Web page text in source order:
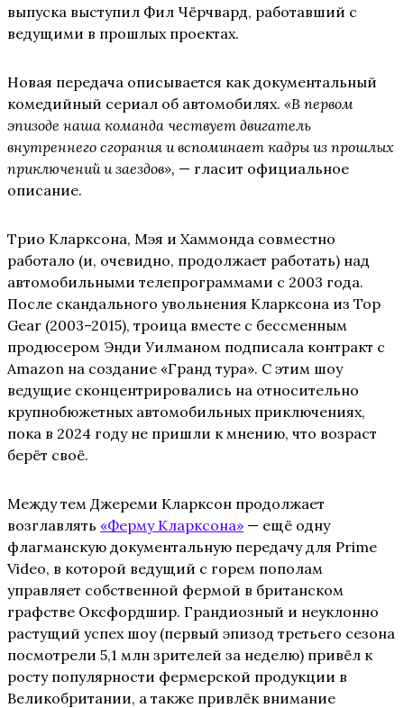
выпуска выступил Фил Чёрчвард, работавший с
ведущими в прошлых проектах.
Новая передача описывается как документальный
комедийный сериал об автомобилях. «В первом
эпизоде наша команда чествует двигатель
внутреннего сгорания и вспоминает кадры из прошлых
приключений и заездов», — гласит официальное
описание.
Трио Кларксона, Мэя и Хаммонда совместно
работало (и, очевидно, продолжает работать) над
автомобильными телепрограммами с 2003 года.
После скандального увольнения Кларксона из Top
Gear (2003–2015), троица вместе с бессменным
продюсером Энди Уилманом подписала контракт с
Amazon на создание «Гранд тура». С этим шоу
ведущие сконцентрировались на относительно
крупнобюжетных автомобильных приключениях,
пока в 2024 году не пришли к мнению, что возраст
берёт своё.
Между тем Джереми Кларксон продолжает
возглавлять «Ферму Кларксона» — ещё одну
флагманскую документальную передачу для Prime
Video, в которой ведущий с горем пополам
управляет собственной фермой в британском
графстве Оксфордшир. Грандиозный и неуклонно
растущий успех шоу (первый эпизод третьего сезона
посмотрели 5,1 млн зрителей за неделю) привёл к
росту популярности фермерской продукции в
Великобритании, а также привлёк внимание